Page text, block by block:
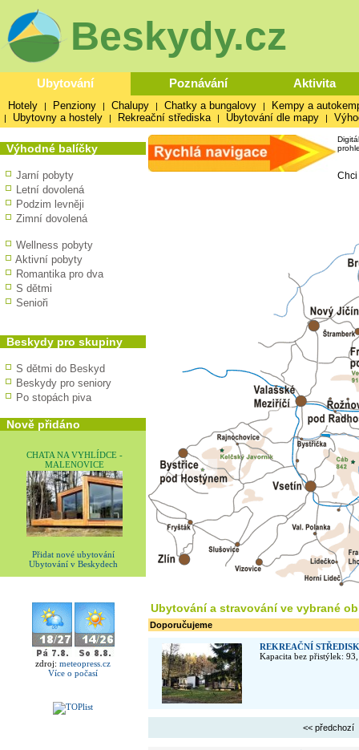
Beskydy.cz
Ubytování Poznávání Aktivita
Hotely | Penziony | Chalupy | Chatky a bungalovy | Kempy a
| Ubytovny a hostely | Rekreační střediska | Ubytování dle mapy |
Výhodné balíčky
Jarní pobyty
Letní dovolená
Podzim levněji
Zimní dovolená
Wellness pobyty
Aktivní pobyty
Romantika pro dva
S dětmi
Senioři
Beskydy pro skupiny
S dětmi do Beskyd
Beskydy pro seniory
Po stopách piva
Nově přidáno
CHATA NA VYHLÍDCE -
MALENOVICE
Přidat nové ubytování
Ubytování v Beskydech
zdroj: meteopress.cz
Více o počasí
Ubytování a stravování ve vybrané
Doporučujeme
REKREAČNÍ
Kapacita bez přistýlek:
<< předchozí